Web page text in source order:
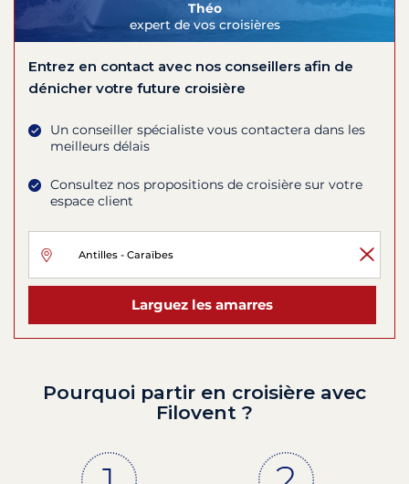
Théo
expert de vos croisières
Entrez en contact avec nos conseillers afin de
dénicher votre future croisière
Un conseiller spécialiste vous contactera dans les
meilleurs délais
Consultez nos propositions de croisière sur votre
espace client
Larguez les amarres
Pourquoi partir en croisière avec
Filovent ?